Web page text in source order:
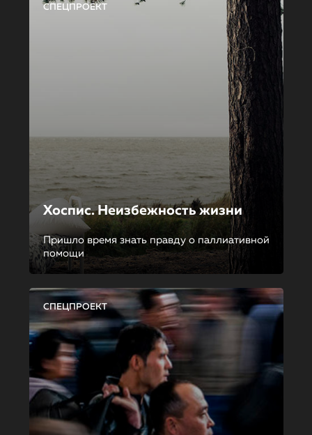
СПЕЦПРОЕКТ
Хоспис. Неизбежность жизни
Пришло время знать правду о паллиативной
помощи
СПЕЦПРОЕКТ